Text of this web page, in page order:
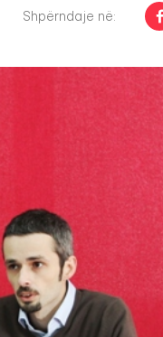
Shpërndaje në: